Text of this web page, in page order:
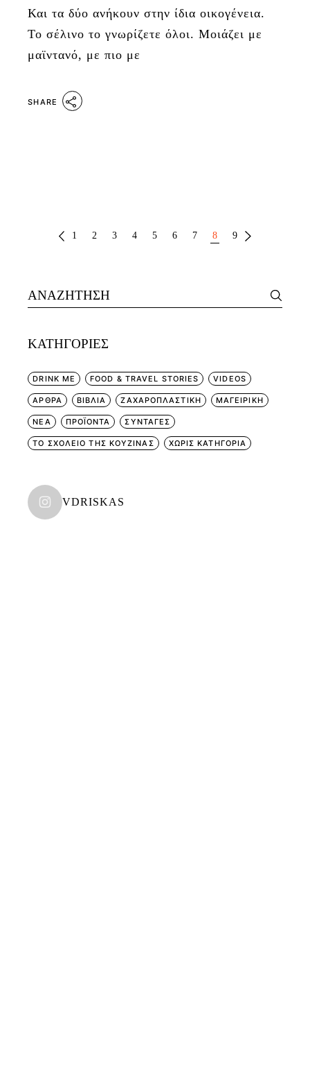
Και τα δύο ανήκουν στην ίδια οικογένεια.
Το σέλινο το γνωρίζετε όλοι. Μοιάζει με
μαϊντανό, με πιο με
SHARE
ΣΕΛΙΔΟΠΟΊΗΣΗ
1 2 3 4 5 6 7 8 9
Search
for:
KΑΤΗΓΟΡΊΕΣ
DRINK ME FOOD & TRAVEL STORIES VIDEOS
ΑΡΘΡΑ ΒΙΒΛΙΑ ΖΑΧΑΡΟΠΛΑΣΤΙΚΗ ΜΑΓΕΙΡΙΚΗ
ΝΕΑ ΠΡΟΪΟΝΤΑ ΣΥΝΤΑΓΕΣ
ΤΟ ΣΧΟΛΕΙΟ ΤΗΣ ΚΟΥΖΙΝΑΣ ΧΩΡΊΣ ΚΑΤΗΓΟΡΊΑ
VDRISKAS